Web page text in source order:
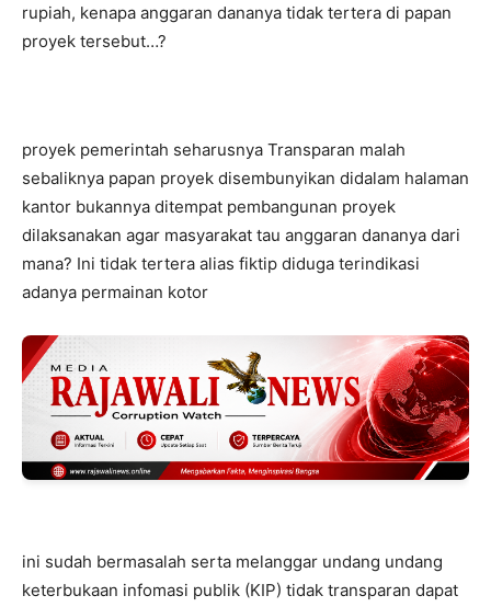
rupiah, kenapa anggaran dananya tidak tertera di papan
proyek tersebut…?
proyek pemerintah seharusnya Transparan malah
sebaliknya papan proyek disembunyikan didalam halaman
kantor bukannya ditempat pembangunan proyek
dilaksanakan agar masyarakat tau anggaran dananya dari
mana? Ini tidak tertera alias fiktip diduga terindikasi
adanya permainan kotor
ini sudah bermasalah serta melanggar undang undang
keterbukaan infomasi publik (KIP) tidak transparan dapat